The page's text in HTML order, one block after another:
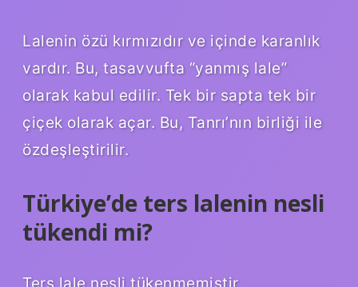
Lalenin özü kırmızıdır ve içinde karanlık
vardır. Bu, tasavvufta “yanmış lale”
olarak kabul edilir. Tek bir sapta tek bir
çiçek olarak açar. Bu, Tanrı’nın birliği ile
özdeşleştirilir.
Türkiye’de ters lalenin nesli
tükendi mi?
Ters lale nesli tükenmemiştir.